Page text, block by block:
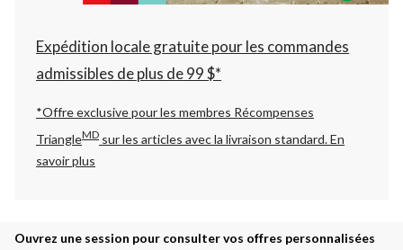
Expédition locale gratuite pour les commandes
admissibles de plus de 99 $*
*Offre exclusive pour les membres Récompenses
TriangleMD sur les articles avec la livraison standard.En
savoir plus
Ouvrez une session pour consulter vos offres personnalisées